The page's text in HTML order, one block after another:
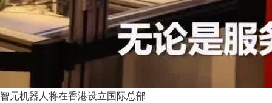
智元机器人将在香港设立国际总部